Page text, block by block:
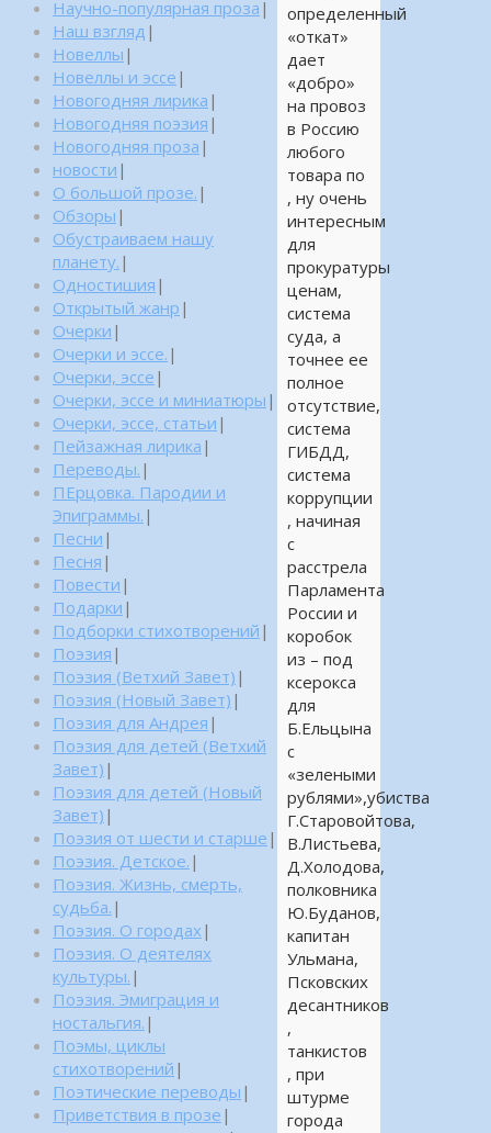
определенный
«откат»
дает
«добро»
на провоз
в Россию
любого
товара по
, ну очень
интересным
для
прокуратуры
ценам,
система
суда, а
точнее ее
полное
отсутствие,
система
ГИБДД,
система
коррупции
, начиная
с
расстрела
Парламента
России и
коробок
из – под
ксерокса
для
Б.Ельцына
с
«зелеными
рублями»,убиства
Г.Старовойтова,
В.Листьева,
Д.Холодова,
полковника
Ю.Буданов,
капитан
Ульмана,
Псковских
десантников
,
танкистов
, при
штурме
города
Научно-популярная проза |
Наш взгляд |
Новеллы |
Новеллы и эссе |
Новогодняя лирика |
Новогодняя поэзия |
Новогодняя проза |
новости |
О большой прозе. |
Обзоры |
Обустраиваем нашу
планету. |
Одностишия |
Открытый жанр |
Очерки |
Очерки и эссе. |
Очерки, эссе |
Очерки, эссе и миниатюры |
Очерки, эссе, статьи |
Пейзажная лирика |
Переводы. |
ПЕрцовка. Пародии и
Эпиграммы. |
Песни |
Песня |
Повести |
Подарки |
Подборки стихотворений |
Поэзия |
Поэзия (Ветхий Завет) |
Поэзия (Новый Завет) |
Поэзия для Андрея |
Поэзия для детей (Ветхий
Завет) |
Поэзия для детей (Новый
Завет) |
Поэзия от шести и старше |
Поэзия. Детское. |
Поэзия. Жизнь, смерть,
судьба. |
Поэзия. О городах |
Поэзия. О деятелях
культуры. |
Поэзия. Эмиграция и
ностальгия. |
Поэмы, циклы
стихотворений |
Поэтические переводы |
Приветствия в прозе |